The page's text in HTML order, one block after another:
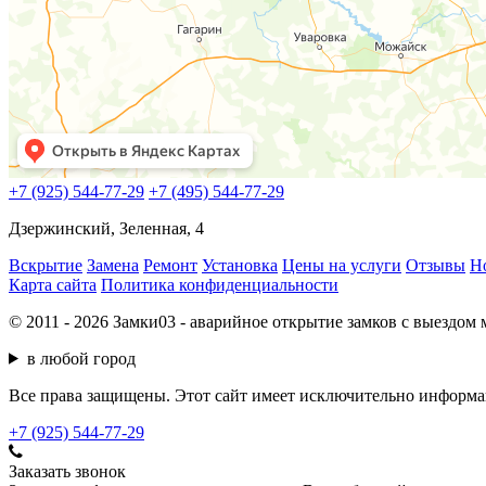
+7 (925) 544-77-29 +7 (495) 544-77-29
Дзержинский, Зеленная, 4
Вскрытие Замена Ремонт Установка Цены на услуги Отзывы
Карта сайта Политика конфиденциальности
© 2011 - 2026 Замки03 - аварийное открытие замков с
в любой город
Все права защищены. Этот сайт имеет исключительно
+7 (925) 544-77-29
Заказать звонок